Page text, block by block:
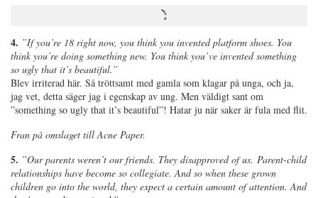
4. ”If you’re 18 right now, you think you invented platform shoes. You
think you’re doing something new. You think you’ve invented something
so ugly that it’s beautiful.”
Blev irriterad här. Så tröttsamt med gamla som klagar på unga, och ja,
jag vet, detta säger jag i egenskap av ung. Men väldigt sant om
”something so ugly that it’s beautiful”! Hatar ju när saker är fula med flit.
Fran på omslaget till Acne Paper.
5. ”Our parents weren’t our friends. They disapproved of us. Parent-child
relationships have become so collegiate. And so when these grown
children go into the world, they expect a certain amount of attention. And